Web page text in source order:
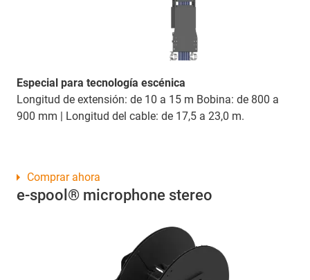
Especial para tecnología escénica
Longitud de extensión: de 10 a 15 m Bobina: de 800 a
900 mm | Longitud del cable: de 17,5 a 23,0 m.
e-spool® microphone stereo
Comprar ahora